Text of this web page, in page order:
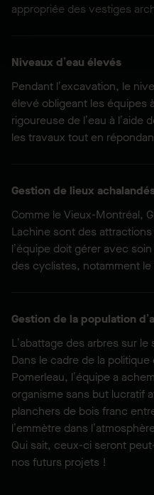
appropriée des vestiges
Niveaux d’eau élevés
Pendant l’excavation, le
élevé obligeant les équipes
rigoureuse de l’eau à
les travaux tout en
Gestion de lieux
Comme le Vieux-Montréal,
Lachine sont des
l’équipe doit gérer avec
des cyclistes, notamment le
Gestion de la population
L’abattage des arbres sur
Dans le cadre de la
Pomerleau, l’équipe a
organisme sans but lucratif
planchers de bois franc
l’emmètre dans
Qui sait, ceux-ci seront
nos futurs projets !